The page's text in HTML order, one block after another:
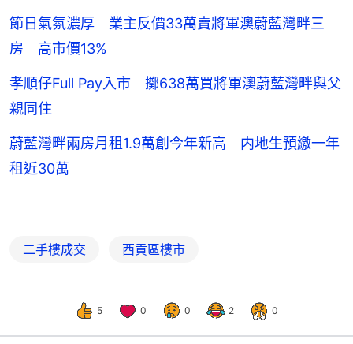
節日氣氛濃厚 業主反價33萬賣將軍澳蔚藍灣畔三
房 高市價13%
孝順仔Full Pay入市 擲638萬買將軍澳蔚藍灣畔與父
親同住
蔚藍灣畔兩房月租1.9萬創今年新高 内地生預繳一年
租近30萬
二手樓成交 西貢區樓市
5 0 0 2 0